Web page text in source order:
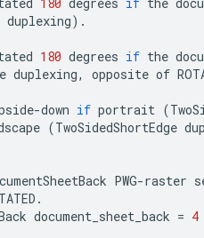
duplexing) .
180 degrees if the
duplexing, opposite of
-down if portrait (
(TwoSidedShortEdge
PWG-raster
.
document_sheet_back = 4